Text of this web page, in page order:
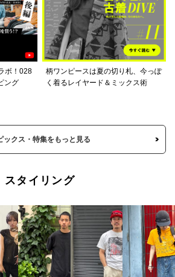
ボ！028
ング
柄ワンピースは夏の切り札、今っぽ
く着るレイヤード＆ミックス術
ックス・特集をもっと見る
スタイリング